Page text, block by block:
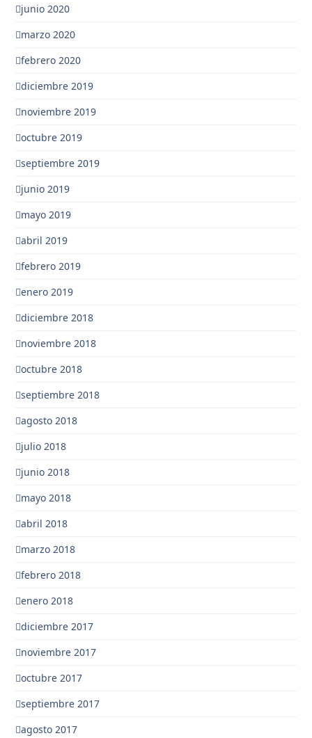
junio 2020
marzo 2020
febrero 2020
diciembre 2019
noviembre 2019
octubre 2019
septiembre 2019
junio 2019
mayo 2019
abril 2019
febrero 2019
enero 2019
diciembre 2018
noviembre 2018
octubre 2018
septiembre 2018
agosto 2018
julio 2018
junio 2018
mayo 2018
abril 2018
marzo 2018
febrero 2018
enero 2018
diciembre 2017
noviembre 2017
octubre 2017
septiembre 2017
agosto 2017